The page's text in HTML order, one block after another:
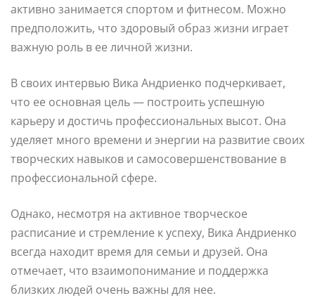
активно занимается спортом и фитнесом. Можно
предположить, что здоровый образ жизни играет
важную роль в ее личной жизни.
В своих интервью Вика Андриенко подчеркивает,
что ее основная цель — построить успешную
карьеру и достичь профессиональных высот. Она
уделяет много времени и энергии на развитие своих
творческих навыков и самосовершенствование в
профессиональной сфере.
Однако, несмотря на активное творческое
расписание и стремление к успеху, Вика Андриенко
всегда находит время для семьи и друзей. Она
отмечает, что взаимопонимание и поддержка
близких людей очень важны для нее.